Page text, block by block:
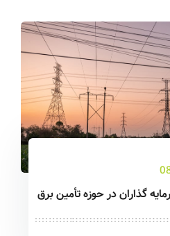
گذاران در حوزه تأمین برق